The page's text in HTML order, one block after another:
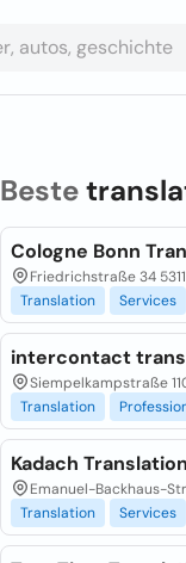
Beste
Cologne Bonn
Friedrichstraße 34
Translation
Services
intercontact
Siempelkampstraße
Translation
Kadach
Emanuel-Backhaus-
Translation
Services